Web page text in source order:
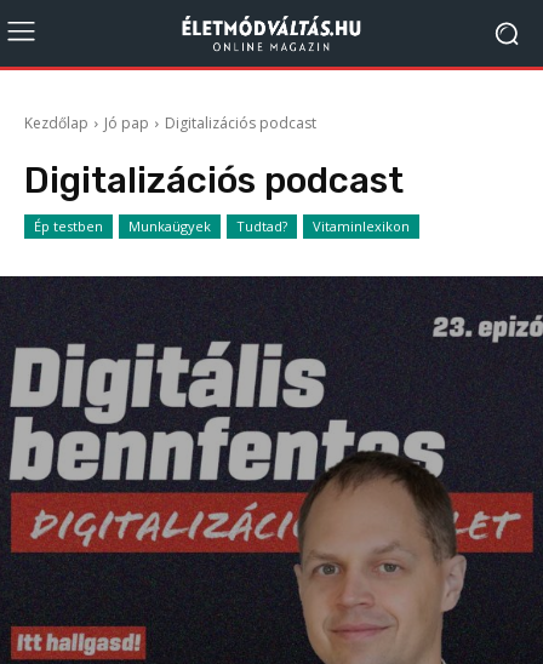
Kezdőlap Jó pap Digitalizációs podcast
Digitalizációs podcast
Ép testben Munkaügyek Tudtad? Vitaminlexikon